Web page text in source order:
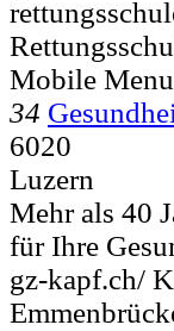
Mobile
34
6020
Luzern
Mehr als 40
für Ihre
gz-kapf.ch/